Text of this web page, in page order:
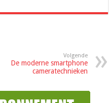
Volgende
De moderne smartphone
cameratechnieken